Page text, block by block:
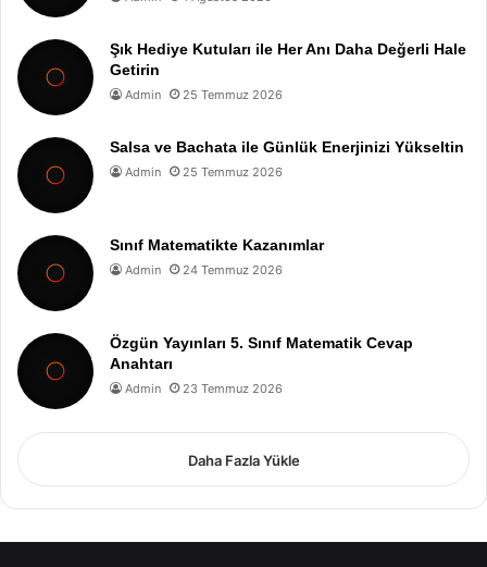
Şık Hediye Kutuları ile Her Anı Daha Değerli Hale
Getirin
Admin 25 Temmuz 2026
Salsa ve Bachata ile Günlük Enerjinizi Yükseltin
Admin 25 Temmuz 2026
Sınıf Matematikte Kazanımlar
Admin 24 Temmuz 2026
Özgün Yayınları 5. Sınıf Matematik Cevap
Anahtarı
Admin 23 Temmuz 2026
Daha Fazla Yükle